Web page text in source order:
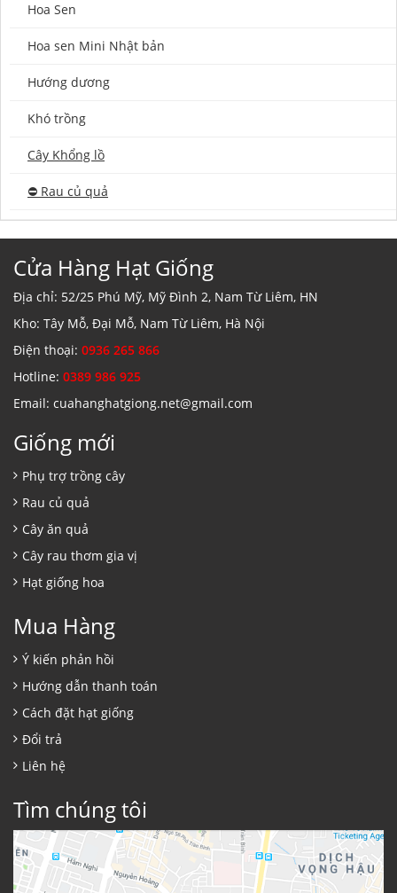
Hoa Sen
Hoa sen Mini Nhật bản
Hướng dương
Khó trồng
Cây Khổng lồ
⛔️ Rau củ quả
Cửa Hàng Hạt Giống
Địa chỉ: 52/25 Phú Mỹ, Mỹ Đình 2, Nam Từ Liêm, HN
Kho: Tây Mỗ, Đại Mỗ, Nam Từ Liêm, Hà Nội
Điện thoại: 0936 265 866
Hotline: 0389 986 925
Email: cuahanghatgiong.net@gmail.com
Giống mới
Phụ trợ trồng cây
Rau củ quả
Cây ăn quả
Cây rau thơm gia vị
Hạt giống hoa
Mua Hàng
Ý kiến phản hồi
Hướng dẫn thanh toán
Cách đặt hạt giống
Đổi trả
Liên hệ
Tìm chúng tôi